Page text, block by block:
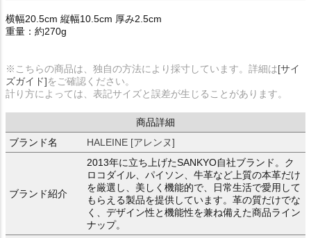
横幅20.5cm 縦幅10.5cm 厚み2.5cm
重量：約270g
※こちらの商品は、独自の方法により採寸しています。詳細は[サイ
ズガイド]をご確認ください。
計り方によっては、表記サイズと誤差が生じることがあります。
商品詳細
ブランド名
HALEINE [アレンヌ]
ブランド紹介
2013年に立ち上げたSANKYO自社ブランド。ク
ロコダイル、パイソン、牛革など上質の本革だけ
を厳選し、美しく機能的で、日常生活で愛用して
もらえる製品を提供しています。革の質だけでな
く、デザイン性と機能性を兼ね備えた商品ライン
ナップ。